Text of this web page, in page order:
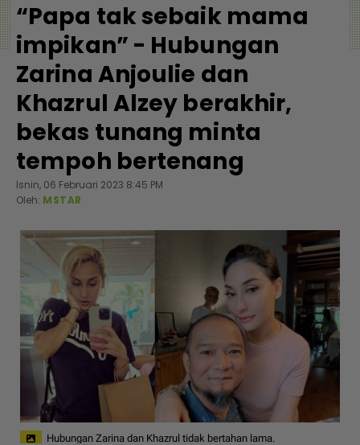
“Papa tak sebaik mama
impikan” - Hubungan
Zarina Anjoulie dan
Khazrul Alzey berakhir,
bekas tunang minta
tempoh bertenang
Isnin, 06 Februari 2023 8:45 PM
Oleh: MSTAR
Hubungan Zarina dan Khazrul tidak bertahan lama.